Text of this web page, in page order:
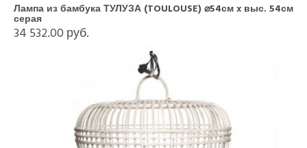
Лампа из бамбука ТУЛУЗА (TOULOUSE) ⌀54см x выс. 54см
серая
34 532.00 руб.